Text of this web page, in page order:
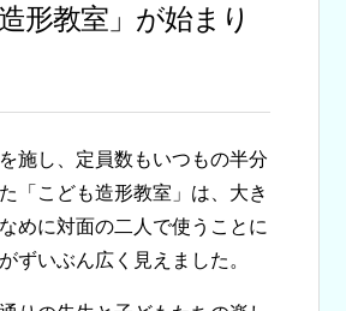
形教室」が始まり
施し、定員数もいつもの半分
「こども造形教室」は、大き
めに対面の二人で使うことに
ずいぶん広く見えました。